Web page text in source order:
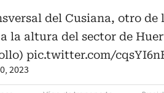
del Cusiana, otro de
la altura del sector de
pic.twitter.com/
2023